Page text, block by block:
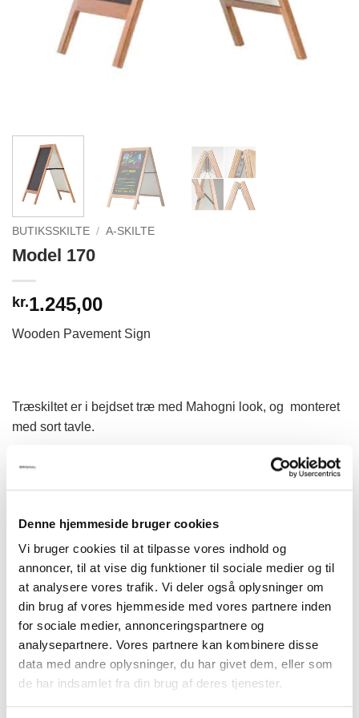
Denne hjemmeside bruger cookies
Vi bruger cookies til at tilpasse vores indhold og
annoncer, til at vise dig funktioner til sociale medier og til
at analysere vores trafik. Vi deler også oplysninger om
din brug af vores hjemmeside med vores partnere inden
for sociale medier, annonceringspartnere og
analysepartnere. Vores partnere kan kombinere disse
data med andre oplysninger, du har givet dem, eller som
de har indsamlet fra din brug af deres tjenester.
BUTIKSSKILTE / A-SKILTE
Model 170
kr.1.245,00
Wooden Pavement Sign
Træskiltet er i bejdset træ med Mahogni look, og monteret
med sort tavle.
Str. 60×80 cm., (skilteplade),
Model 170 antal
TILFØJ TIL KURV